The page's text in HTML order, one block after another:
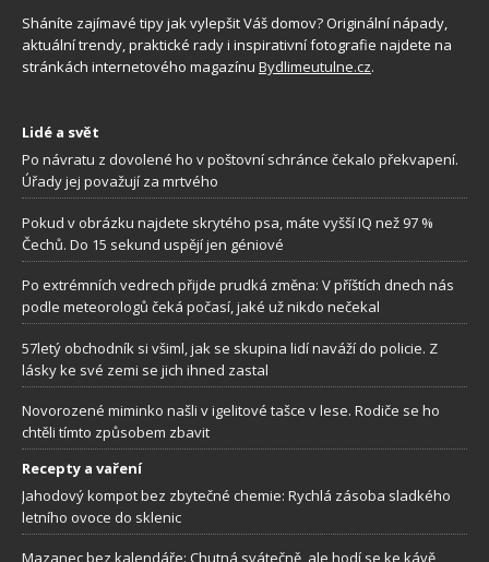
Sháníte zajímavé tipy jak vylepšit Váš domov? Originální nápady,
aktuální trendy, praktické rady i inspirativní fotografie najdete na
stránkách internetového magazínu Bydlimeutulne.cz.
Lidé a svět
Po návratu z dovolené ho v poštovní schránce čekalo překvapení.
Úřady jej považují za mrtvého
Pokud v obrázku najdete skrytého psa, máte vyšší IQ než 97 %
Čechů. Do 15 sekund uspějí jen géniové
Po extrémních vedrech přijde prudká změna: V příštích dnech nás
podle meteorologů čeká počasí, jaké už nikdo nečekal
57letý obchodník si všiml, jak se skupina lidí naváží do policie. Z
lásky ke své zemi se jich ihned zastal
Novorozené miminko našli v igelitové tašce v lese. Rodiče se ho
chtěli tímto způsobem zbavit
Recepty a vaření
Jahodový kompot bez zbytečné chemie: Rychlá zásoba sladkého
letního ovoce do sklenic
Mazanec bez kalendáře: Chutná svátečně, ale hodí se ke kávě